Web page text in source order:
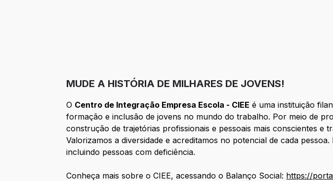
MUDE A HISTÓRIA DE MILHARES DE JOVENS!
O Centro de Integração Empresa Escola - CIEE é uma instituição
formação e inclusão de jovens no mundo do trabalho. Por meio de
construção de trajetórias profissionais e pessoais mais conscientes e
Valorizamos a diversidade e acreditamos no potencial de cada
incluindo pessoas com deficiência.
Conheça mais sobre o CIEE, acessando o Balanço Social: https://